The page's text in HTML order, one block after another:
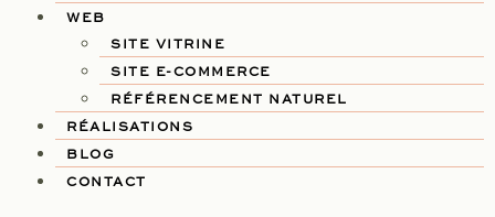
WEB
SITE VITRINE
SITE E-COMMERCE
RÉFÉRENCEMENT NATUREL
RÉALISATIONS
BLOG
CONTACT